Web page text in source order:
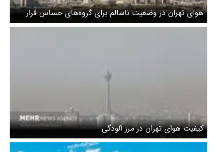
هوای تهران در وضعیت ناسالم برای گروه‌های حساس قرار
گرفت
کیفیت هوای تهران در مرز آلودگی